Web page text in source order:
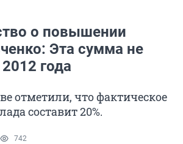
о повышении
Эта сумма не
года
отметили, что фактическое
составит 20%.
742